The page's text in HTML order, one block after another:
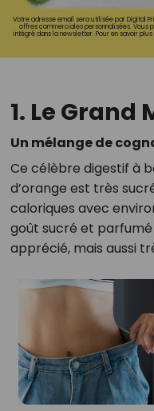
Votre adresse email sera utilisée par Digital
offres commerciales personnalisées. Vous
intégré dans la newsletter. Pour en savoir
1. Le Grand
Un mélange de
Ce célèbre digestif à
d’orange est très
caloriques avec
goût sucré et
apprécié, mais aussi